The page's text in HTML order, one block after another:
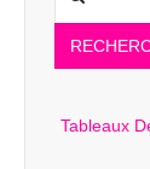
Tableaux